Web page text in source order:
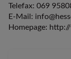
Telefax: 069
E-Mail:
Homepage: